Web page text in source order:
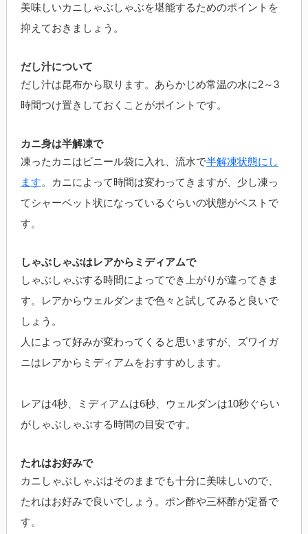
美味しいカニしゃぶしゃぶを堪能するためのポイントを
抑えておきましょう。
だし汁について
だし汁は昆布から取ります。あらかじめ常温の水に2～3
時間つけ置きしておくことがポイントです。
カニ身は半解凍で
凍ったカニはビニール袋に入れ、流水で半解凍状態にし
ます。カニによって時間は変わってきますが、少し凍っ
てシャーベット状になっているぐらいの状態がベストで
す。
しゃぶしゃぶはレアからミディアムで
しゃぶしゃぶする時間によってでき上がりが違ってきま
す。レアからウェルダンまで色々と試してみると良いで
しょう。
人によって好みが変わってくると思いますが、ズワイガ
ニはレアからミディアムをおすすめします。
レアは4秒、ミディアムは6秒、ウェルダンは10秒ぐらい
がしゃぶしゃぶする時間の目安です。
たれはお好みで
カニしゃぶしゃぶはそのままでも十分に美味しいので、
たれはお好みで良いでしょう。ポン酢や三杯酢が定番で
す。